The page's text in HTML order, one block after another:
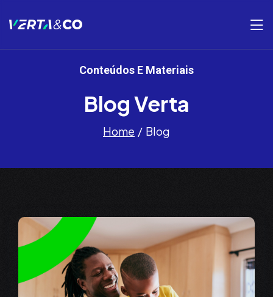
Conteúdos E Materiais
Blog Verta
Home Blog